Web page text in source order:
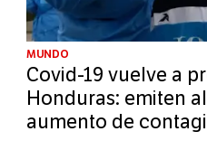
MUNDO
Covid-19 vuelve a
Honduras: emiten
aumento de